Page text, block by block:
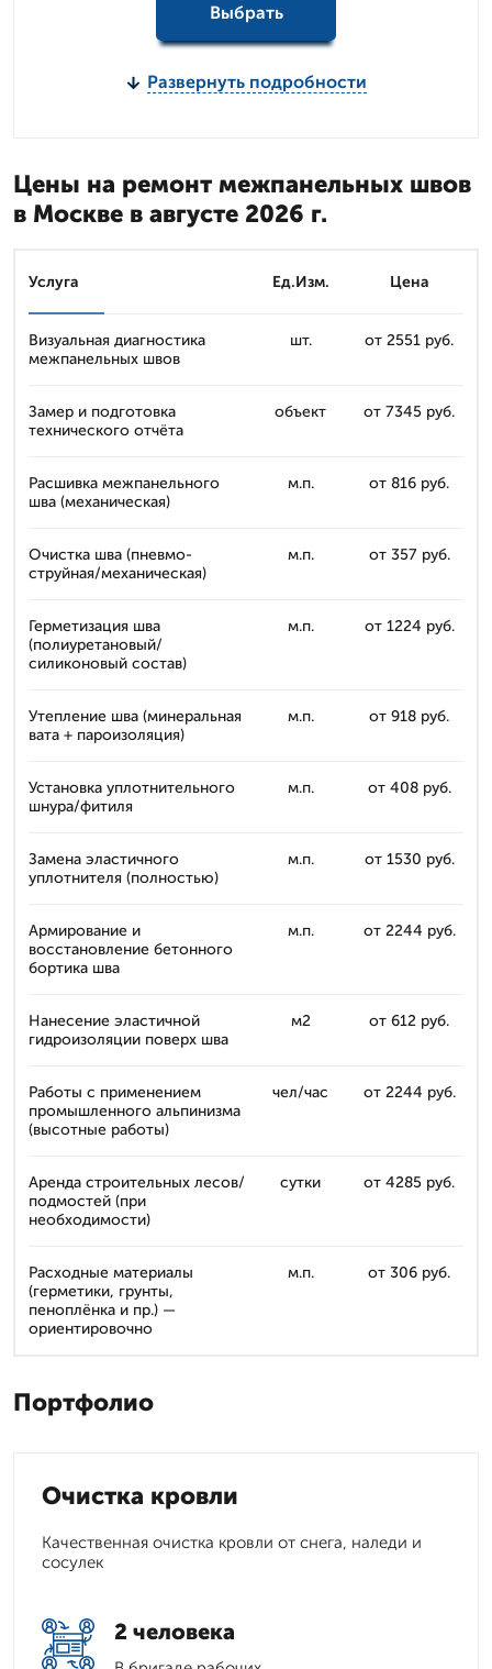
Выбрать
Развернуть подробности
Цены на ремонт межпанельных швов
в Москве в августе 2026 г.
Услуга Ед.Изм. Цена
Визуальная диагностика
межпанельных швов
шт. от 2551 руб.
Замер и подготовка
технического отчёта
объект от 7345 руб.
Расшивка межпанельного
шва (механическая)
м.п. от 816 руб.
Очистка шва (пневмо-
струйная/механическая)
м.п. от 357 руб.
Герметизация шва
(полиуретановый/
силиконовый состав)
м.п. от 1224 руб.
Утепление шва (минеральная
вата + пароизоляция)
м.п. от 918 руб.
Установка уплотнительного
шнура/фитиля
м.п. от 408 руб.
Замена эластичного
уплотнителя (полностью)
м.п. от 1530 руб.
Армирование и
восстановление бетонного
бортика шва
м.п. от 2244 руб.
Нанесение эластичной
гидроизоляции поверх шва
м2 от 612 руб.
Работы с применением
промышленного альпинизма
(высотные работы)
чел/час от 2244 руб.
Аренда строительных лесов/
подмостей (при
необходимости)
сутки от 4285 руб.
Расходные материалы
(герметики, грунты,
пеноплёнка и пр.) —
ориентировочно
м.п. от 306 руб.
Портфолио
Очистка кровли
Качественная очистка кровли от снега, наледи и
сосулек
2 человека